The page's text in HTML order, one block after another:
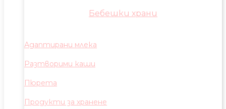
Бебешки храни
Адаптирани млека
Разтворими каши
Пюрета
Продукти за хранене